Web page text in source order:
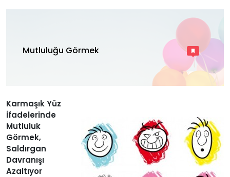
Mutluluğu Görmek
Karmaşık Yüz
İfadelerinde
Mutluluk
Görmek,
Saldırgan
Davranışı
Azaltıyor